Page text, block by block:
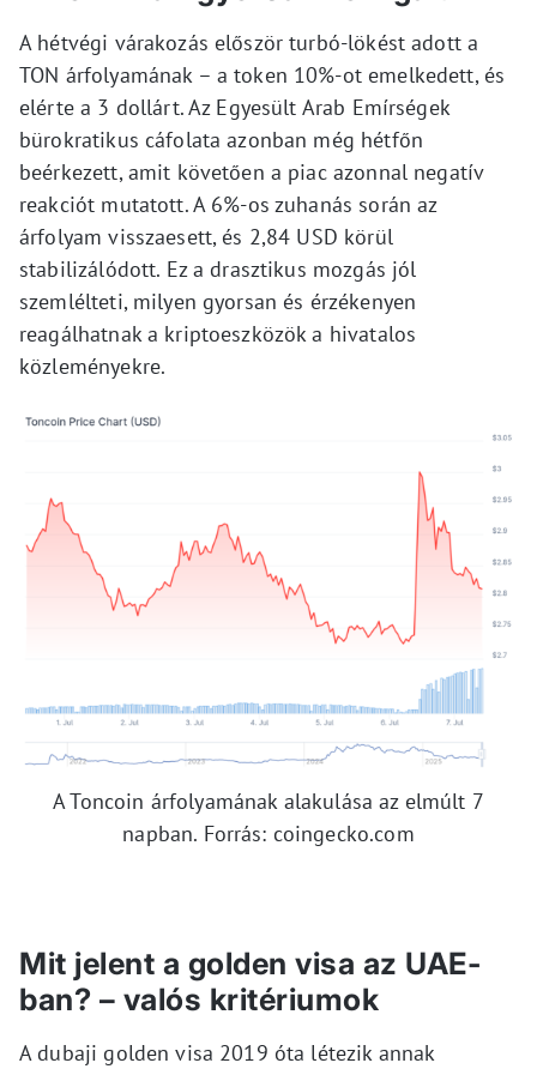
A hétvégi várakozás először turbó-lökést adott a
TON árfolyamának – a token 10%-ot emelkedett, és
elérte a 3 dollárt. Az Egyesült Arab Emírségek
bürokratikus cáfolata azonban még hétfőn
beérkezett, amit követően a piac azonnal negatív
reakciót mutatott. A 6%-os zuhanás során az
árfolyam visszaesett, és 2,84 USD körül
stabilizálódott. Ez a drasztikus mozgás jól
szemlélteti, milyen gyorsan és érzékenyen
reagálhatnak a kriptoeszközök a hivatalos
közleményekre.
A Toncoin árfolyamának alakulása az elmúlt 7
napban. Forrás: coingecko.com
Mit jelent a golden visa az UAE-
ban? – valós kritériumok
A dubaji golden visa 2019 óta létezik annak